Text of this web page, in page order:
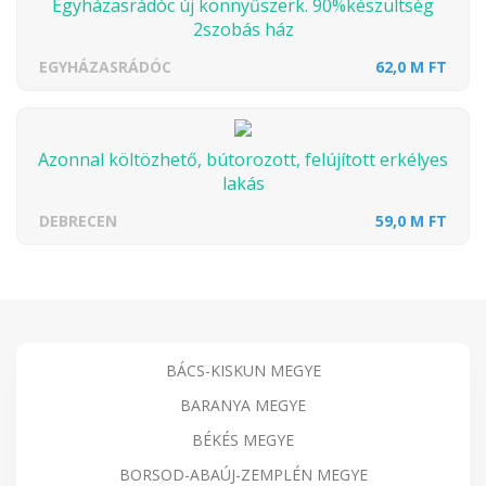
Egyházasrádóc új könnyűszerk. 90%készültség
2szobás ház
EGYHÁZASRÁDÓC 62,0 M FT
Azonnal költözhető, bútorozott, felújított erkélyes
lakás
DEBRECEN 59,0 M FT
BÁCS-KISKUN MEGYE
BARANYA MEGYE
BÉKÉS MEGYE
BORSOD-ABAÚJ-ZEMPLÉN MEGYE